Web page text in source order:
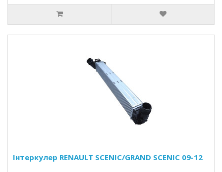
Інтеркулер RENAULT SCENIC/GRAND SCENIC 09-12